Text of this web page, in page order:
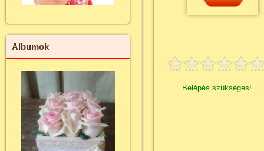
Albumok
Belépés szükséges!